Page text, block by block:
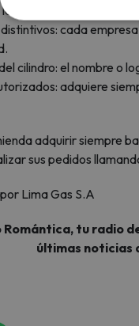
marca: debe estar
cada
cilindro: el nombre o
adquiere
adquirir siempre
sus pedidos
Lima Gas S.A
Romántica, tu radio
últimas noticias